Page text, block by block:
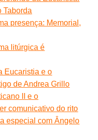
Taborda
presença: Memorial,
litúrgica é
Eucaristia e o
de Andrea Grillo
II e o
comunicativo do rito
especial com Ângelo